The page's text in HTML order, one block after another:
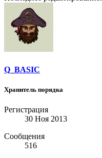
Q_BASIC
Хранитель порядка
Регистрация
30 Ноя 2013
Сообщения
516